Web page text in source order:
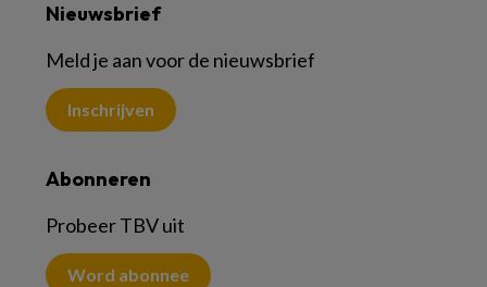
Nieuwsbrief
Meld je aan voor de nieuwsbrief
Inschrijven
Abonneren
Probeer TBV uit
Word abonnee